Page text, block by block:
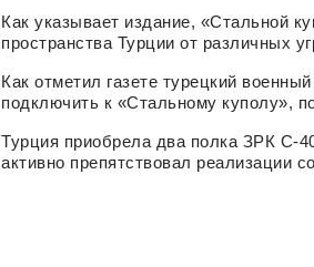
Как указывает издание, «Стальной
пространства Турции от различных
Как отметил газете турецкий
подключить к «Стальному куполу»,
Турция приобрела два полка ЗРК С-
активно препятствовал реализации